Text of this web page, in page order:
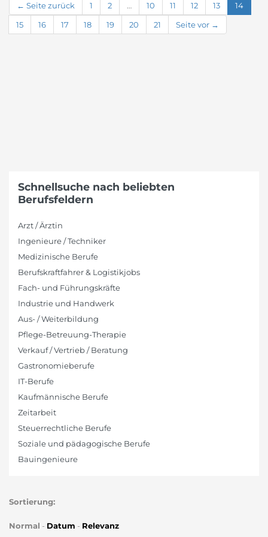
← Seite zurück 1 2 … 10 11 12 13
14
15
16 17 18 19 20 21 Seite vor →
Schnellsuche nach beliebten
Berufsfeldern
Arzt / Ärztin
Ingenieure / Techniker
Medizinische Berufe
Berufskraftfahrer & Logistikjobs
Fach- und Führungskräfte
Industrie und Handwerk
Aus- / Weiterbildung
Pflege-Betreuung-Therapie
Verkauf / Vertrieb / Beratung
Gastronomieberufe
IT-Berufe
Kaufmännische Berufe
Zeitarbeit
Steuerrechtliche Berufe
Soziale und pädagogische Berufe
Bauingenieure
Sortierung:
Normal - Datum - Relevanz